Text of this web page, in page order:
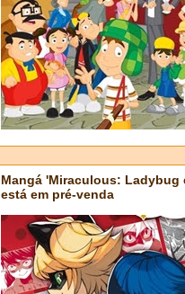
Mangá 'Miraculous: Ladybug
está em pré-venda